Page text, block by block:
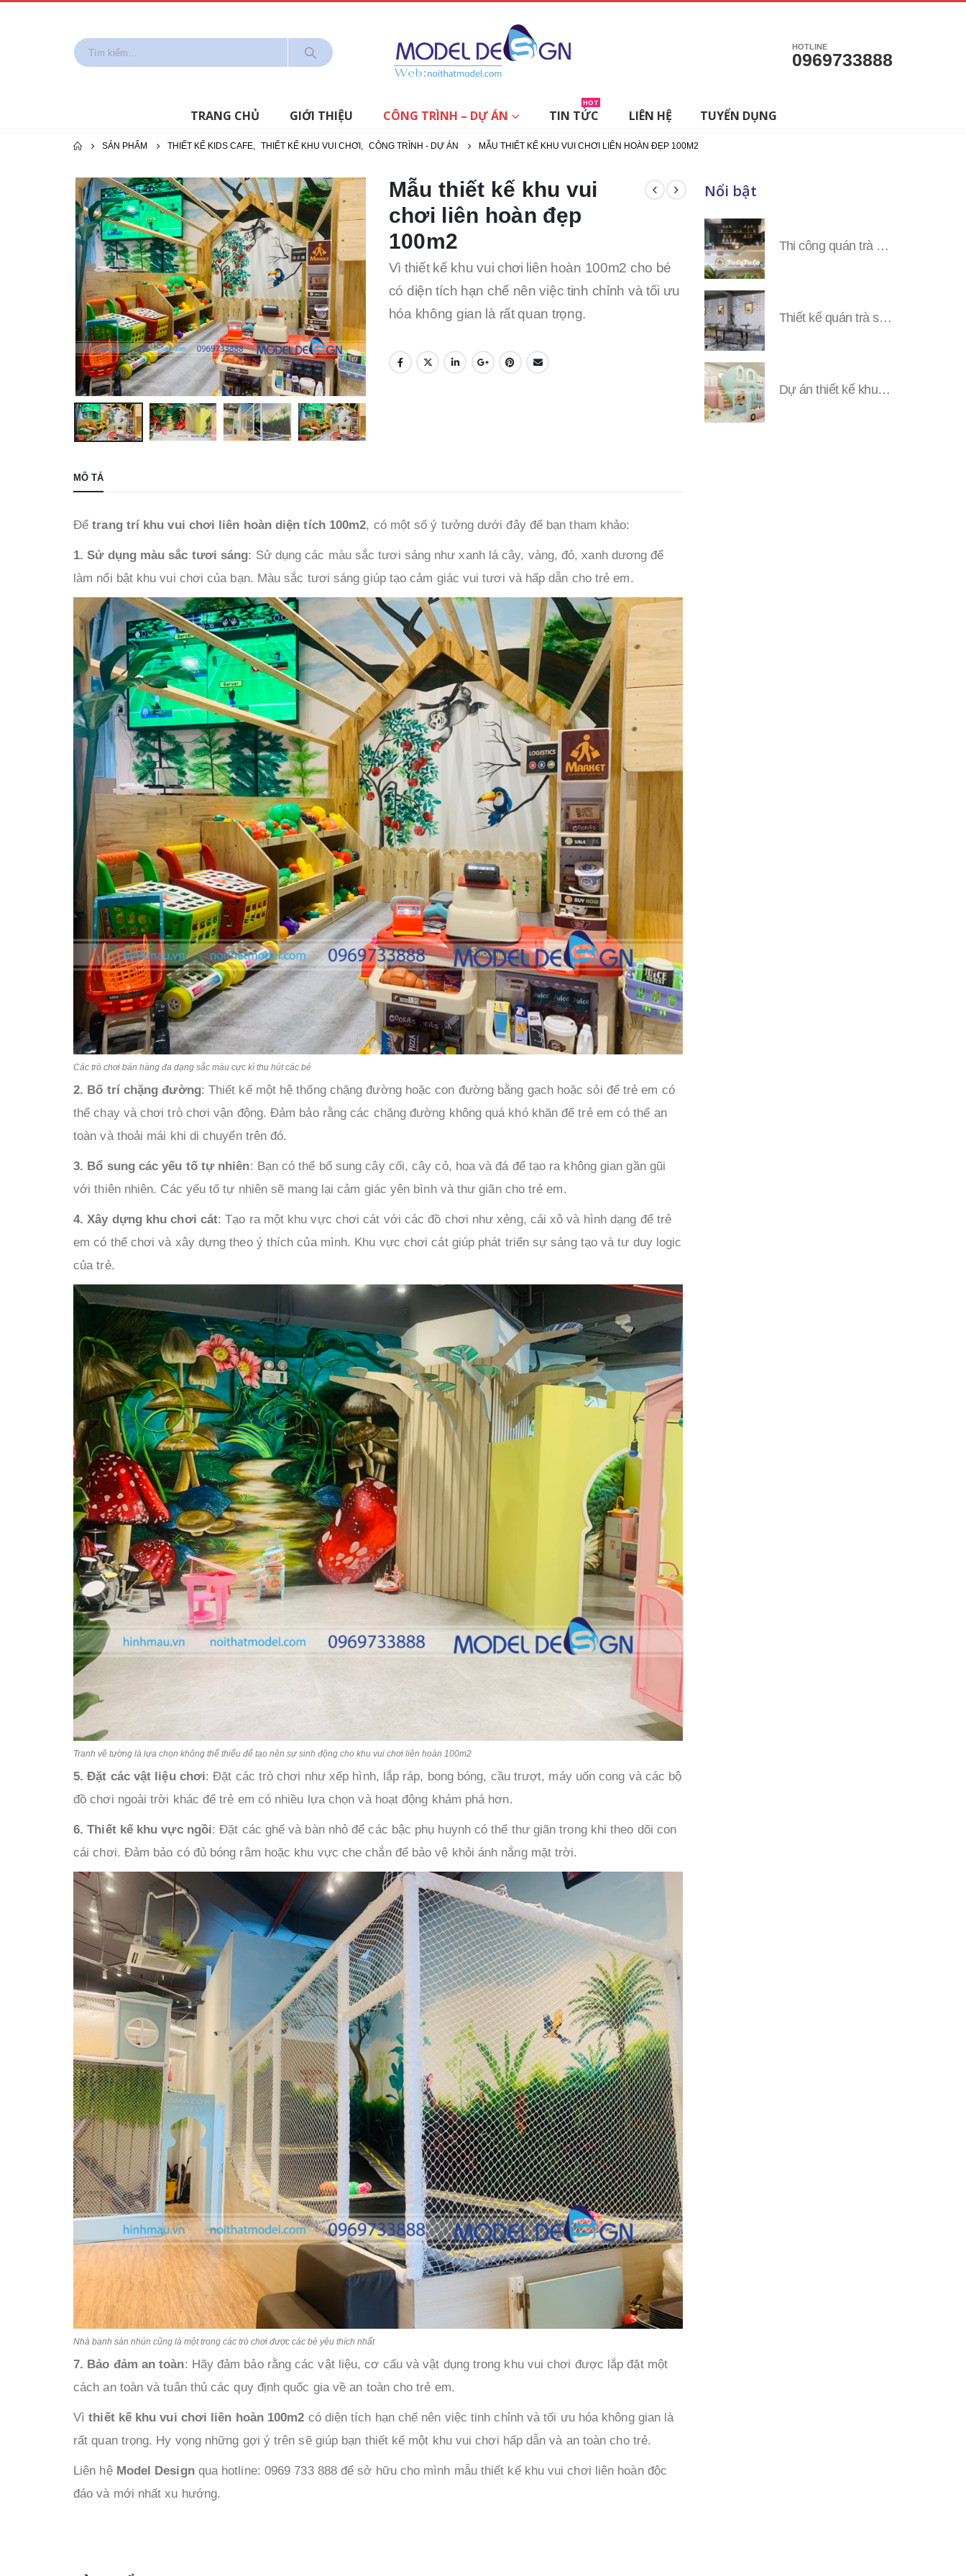
HOTLINE
0969733888
TRANG CHỦ GIỚI THIỆU CÔNG TRÌNH – DỰ ÁN TIN TỨC
HOT
LIÊN HỆ TUYỂN DỤNG
SẢN PHẨM THIẾT KẾ KIDS CAFE, THIẾT KẾ KHU VUI CHƠI , CÔNG TRÌNH - DỰ ÁN MẪU THIẾT KẾ KHU VUI CHƠI LIÊN HOÀN ĐẸP 100M2
Mẫu thiết kế khu vui
chơi liên hoàn đẹp
100m2
Vì thiết kế khu vui chơi liên hoàn 100m2 cho bé
có diện tích hạn chế nên việc tinh chỉnh và tối ưu
hóa không gian là rất quan trọng.
MÔ TẢ
Đểtrang trí khu vui chơi liên hoàn diện tích 100m2, có một số ý tưởng dưới đây để bạn tham khảo:
1. Sử dụng màu sắc tươi sáng: Sử dụng các màu sắc tươi sáng như xanh lá cây, vàng, đỏ, xanh dương để
làm nổi bật khu vui chơi của bạn. Màu sắc tươi sáng giúp tạo cảm giác vui tươi và hấp dẫn cho trẻ em.
Các trò chơi bán hàng đa dạng sắc màu cực kì thu hút các bé
2. Bố trí chặng đường: Thiết kế một hệ thống chặng đường hoặc con đường bằng gạch hoặc sỏi để trẻ em có
thể chạy và chơi trò chơi vận động. Đảm bảo rằng các chặng đường không quá khó khăn để trẻ em có thể an
toàn và thoải mái khi di chuyển trên đó.
3. Bổ sung các yếu tố tự nhiên: Bạn có thể bổ sung cây cối, cây cỏ, hoa và đá để tạo ra không gian gần gũi
với thiên nhiên. Các yếu tố tự nhiên sẽ mang lại cảm giác yên bình và thư giãn cho trẻ em.
4. Xây dựng khu chơi cát: Tạo ra một khu vực chơi cát với các đồ chơi như xẻng, cái xô và hình dạng để trẻ
em có thể chơi và xây dựng theo ý thích của mình. Khu vực chơi cát giúp phát triển sự sáng tạo và tư duy logic
của trẻ.
Tranh vẽ tường là lựa chọn không thể thiếu để tạo nên sự sinh động cho khu vui chơi liên hoàn 100m2
5. Đặt các vật liệu chơi: Đặt các trò chơi như xếp hình, lắp ráp, bong bóng, cầu trượt, máy uốn cong và các bộ
đồ chơi ngoài trời khác để trẻ em có nhiều lựa chọn và hoạt động khám phá hơn.
6. Thiết kế khu vực ngồi: Đặt các ghế và bàn nhỏ để các bậc phụ huynh có thể thư giãn trong khi theo dõi con
cái chơi. Đảm bảo có đủ bóng râm hoặc khu vực che chắn để bảo vệ khỏi ánh nắng mặt trời.
Nhà banh sàn nhún cũng là một trong các trò chơi được các bé yêu thích nhất
7. Bảo đảm an toàn: Hãy đảm bảo rằng các vật liệu, cơ cấu và vật dụng trong khu vui chơi được lắp đặt một
cách an toàn và tuân thủ các quy định quốc gia về an toàn cho trẻ em.
Vìthiết kế khu vui chơi liên hoàn 100m2 có diện tích hạn chế nên việc tinh chỉnh và tối ưu hóa không gian là
rất quan trọng. Hy vọng những gợi ý trên sẽ giúp bạn thiết kế một khu vui chơi hấp dẫn và an toàn cho trẻ.
Liên hệ Model Designqua hotline: 0969 733 888 để sở hữu cho mình mẫu thiết kế khu vui chơi liên hoàn độc
đáo và mới nhất xu hướng.
Nổi bật
Thi công quán trà sữa Tocotoco các tỉnh miền Nam
Thiết kế quán trà sữa Tocotoco toàn tỉnh miền Nam
Dự án thiết kế khu vui chơi Đặng YUNI